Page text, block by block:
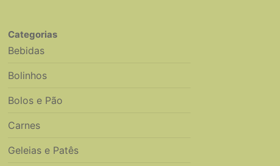
Categorias
Bebidas
Bolinhos
Bolos e Pão
Carnes
Geleias e Patês